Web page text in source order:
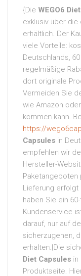
{Die WEGO6
exklusiv über
erhältlich. Der
viele Vorteile:
Deutschlands,
regelmäßige
dort originale
Vermeiden Sie
wie Amazon
kommen kann.
https://
Capsules in
empfehlen wir
Hersteller-
Paketangeboten
Lieferung erfolgt
haben Sie ein
Kundenservice
darauf, nur auf
sicherzugehen,
erhalten.|Die
Diet Capsules in
Produktseite.